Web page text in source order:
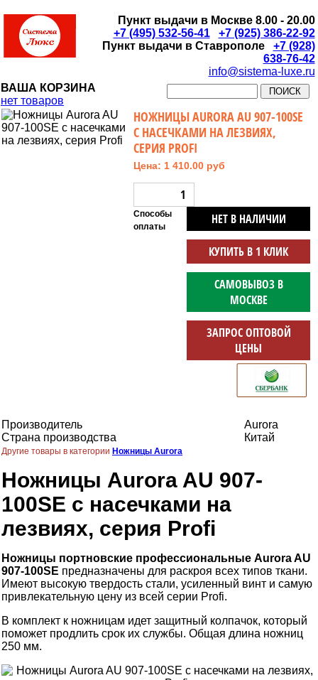
Пункт выдачи в Москве 8.00 - 20.00
+7 (495) 532-56-41
+7 (925) 386-22-92
Пункт выдачи в Ставрополе
+7 (928)
638-76-42
info@sistema-luxe.ru
ВАША КОРЗИНА
нет товаров
НОЖНИЦЫ AURORA AU 907-100SE
С НАСЕЧКАМИ НА ЛЕЗВИЯХ,
СЕРИЯ PROFI
Цена: 1 410.00 руб
НЕТ В НАЛИЧИИ
КУПИТЬ В 1 КЛИК
САМОВЫВОЗ В
МОСКВЕ
ЗАПРОС ОПТОВОЙ
ЦЕНЫ
Способы
оплаты
Производитель
Aurora
Страна производства
Китай
Другие товары в категории Ножницы Aurora
Ножницы Aurora AU 907-
100SE с насечками на
лезвиях, серия Profi
Ножницы портновские профессиональные Aurora AU
907-100SE предназначены для раскроя всех типов ткани.
Имеют высокую твердость стали, усиленный винт и самую
привлекательную цену из всей серии Profi.
В комплект к ножницам идет защитный колпачок, который
поможет продлить срок их службы. Общая длина ножниц
250 мм.